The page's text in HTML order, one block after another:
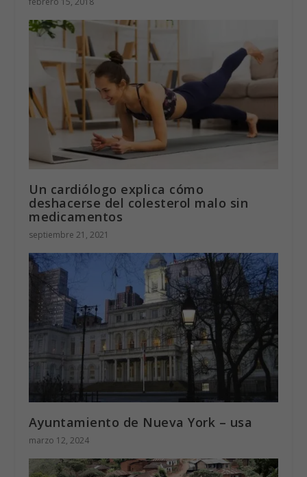
Un cardiólogo explica cómo
deshacerse del colesterol malo sin
medicamentos
septiembre 21, 2021
Ayuntamiento de Nueva York – usa
marzo 12, 2024